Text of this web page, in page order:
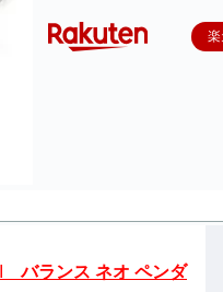
バランス ネオ ペンダ